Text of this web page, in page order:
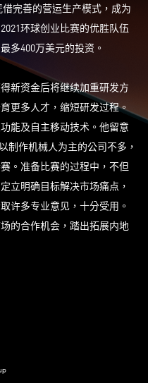
完善的营运生产模式，成为
环球创业比赛的优胜队伍
多400万美元的投资。
新资金后将继续加重研发方
更多人才，缩短研发过程。
能及自主移动技术。他留意
制作机械人为主的公司不多，
。准备比赛的过程中，不但
立明确目标解决市场痛点，
许多专业意见，十分受用。
的合作机会，踏出拓展内地